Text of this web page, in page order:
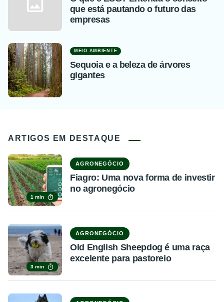
que está pautando o futuro das
empresas
MEIO AMBIENTE
Sequoia e a beleza de árvores
gigantes
ARTIGOS EM DESTAQUE
1 min
AGRONEGÓCIO
Fiagro: Uma nova forma de investir
no agronegócio
3 min
AGRONEGÓCIO
Old English Sheepdog é uma raça
excelente para pastoreio